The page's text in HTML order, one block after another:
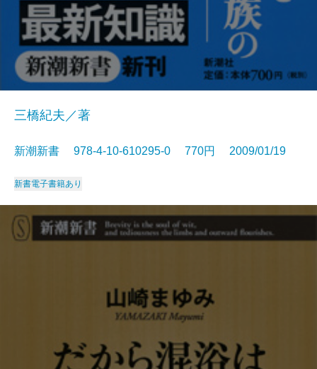
三橋紀夫／著
新潮新書 978-4-10-610295-0 770円 2009/01/19
新書電子書籍あり